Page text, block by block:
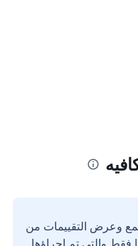
وعرض التقييمات من